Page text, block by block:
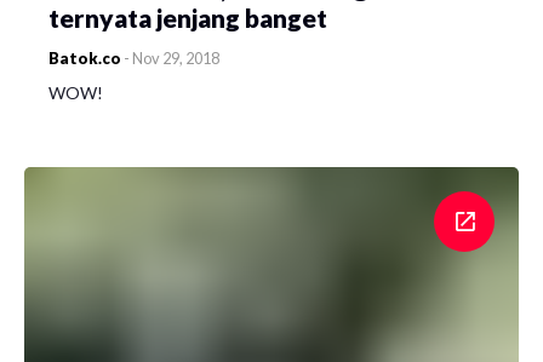
ternyata jenjang banget
Batok.co - Nov 29, 2018
WOW!